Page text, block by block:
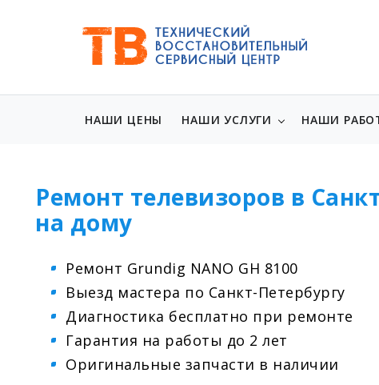
НАШИ ЦЕНЫ НАШИ УСЛУГИ НАШИ
Ремонт телевизоров в
на дому
Ремонт Grundig NANO GH 8100
Выезд мастера по Санкт-Петербургу
Диагностика бесплатно при ремонте
Гарантия на работы до 2 лет
Оригинальные запчасти в наличии